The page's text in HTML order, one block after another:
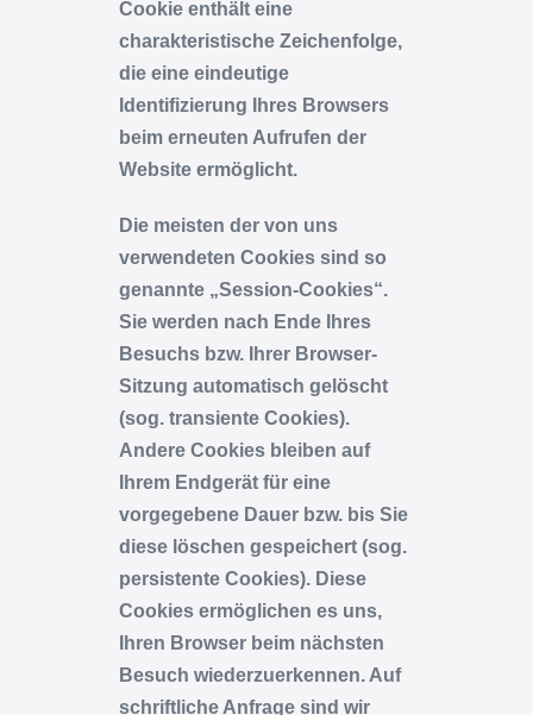
Cookie enthält eine
charakteristische Zeichenfolge,
die eine eindeutige
Identifizierung Ihres Browsers
beim erneuten Aufrufen der
Website ermöglicht.
Die meisten der von uns
verwendeten Cookies sind so
genannte „Session-Cookies“.
Sie werden nach Ende Ihres
Besuchs bzw. Ihrer Browser-
Sitzung automatisch gelöscht
(sog. transiente Cookies).
Andere Cookies bleiben auf
Ihrem Endgerät für eine
vorgegebene Dauer bzw. bis Sie
diese löschen gespeichert (sog.
persistente Cookies). Diese
Cookies ermöglichen es uns,
Ihren Browser beim nächsten
Besuch wiederzuerkennen. Auf
schriftliche Anfrage sind wir